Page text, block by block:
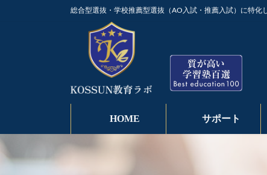
総合型選抜・学校推薦型選抜（AO入試・推薦入試）に特
HOME サポート